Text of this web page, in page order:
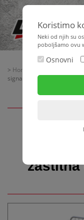
> Home
signalizacijska ograda -
zaštitna
Koristimo
Neki od njih su
poboljšamo ovu
Osnovni